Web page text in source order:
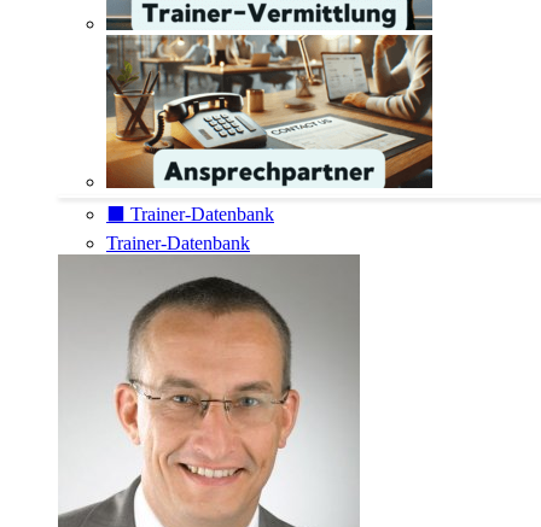
⬛️ Trainer-Datenbank
Trainer-Datenbank